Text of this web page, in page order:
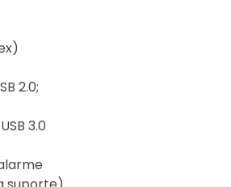
2.0;
3.0